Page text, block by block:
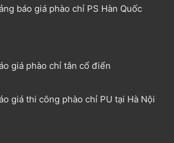
báo giá phào chỉ PS Hàn Quốc
giá phào chỉ tân cổ điển
giá thi công phào chỉ PU tại Hà Nội